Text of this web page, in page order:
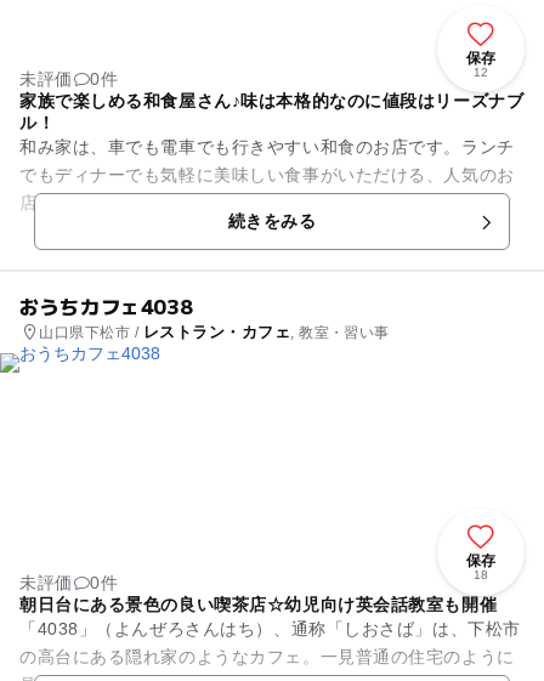
保存
12
未評価
0件
家族で楽しめる和食屋さん♪味は本格的なのに値段はリーズナブ
ル！
和み家は、車でも電車でも行きやすい和食のお店です。ランチ
でもディナーでも気軽に美味しい食事がいただける、人気のお
店です。お子様和食セット（1,166円）・キティープレート（9
続きをみる
おうちカフェ4038
山口県下松市 / レストラン・カフェ, 教室・習い事
保存
18
未評価
0件
朝日台にある景色の良い喫茶店☆幼児向け英会話教室も開催
「4038」（よんぜろさんはち）、通称「しおさば」は、下松市
の高台にある隠れ家のようなカフェ。一見普通の住宅のように